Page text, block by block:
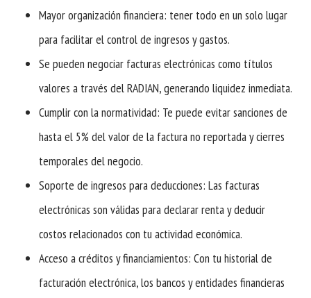
Mayor organización financiera: tener todo en un solo lugar
para facilitar el control de ingresos y gastos.
Se pueden negociar facturas electrónicas como títulos
valores a través del RADIAN, generando liquidez inmediata.
Cumplir con la normatividad: Te puede evitar sanciones de
hasta el 5% del valor de la factura no reportada y cierres
temporales del negocio.
Soporte de ingresos para deducciones: Las facturas
electrónicas son válidas para declarar renta y deducir
costos relacionados con tu actividad económica.
Acceso a créditos y financiamientos: Con tu historial de
facturación electrónica, los bancos y entidades financieras